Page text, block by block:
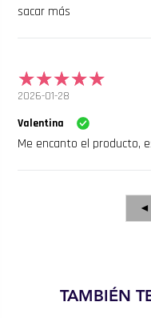
sacar más
2026-01-28
Valentina
Me encanto el producto,
◄
TAMBIÉN